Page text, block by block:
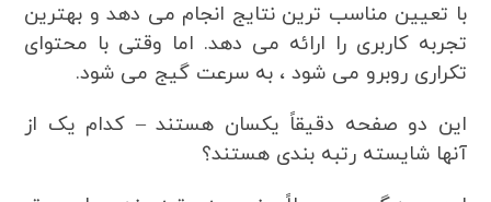
با تعیین مناسب ترین نتایج انجام می دهد و بهترین
تجربه کاربری را ارائه می دهد. اما وقتی با محتوای
تکراری روبرو می شود ، به سرعت گیج می شود.
این دو صفحه دقیقاً یکسان هستند – کدام یک از
آنها شایسته رتبه بندی هستند؟